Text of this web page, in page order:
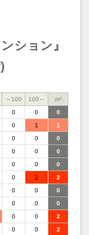
ション』
～100 100～
m²
0 0
0
0 1
1
0 0
0
0 0
0
0 0
0
0 2
2
0 0
0
0 0
0
0 0
2
0 0
2